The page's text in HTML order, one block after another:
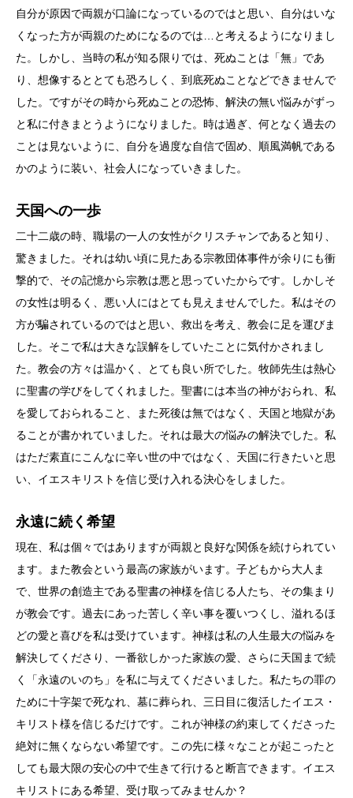
自分が原因で両親が口論になっているのではと思い、自分はいな
くなった方が両親のためになるのでは…と考えるようになりまし
た。しかし、当時の私が知る限りでは、死ぬことは「無」であ
り、想像するととても恐ろしく、到底死ぬことなどできませんで
した。ですがその時から死ぬことの恐怖、解決の無い悩みがずっ
と私に付きまとうようになりました。時は過ぎ、何となく過去の
ことは見ないように、自分を過度な自信で固め、順風満帆である
かのように装い、社会人になっていきました。
天国への一歩
二十二歳の時、職場の一人の女性がクリスチャンであると知り、
驚きました。それは幼い頃に見たある宗教団体事件が余りにも衝
撃的で、その記憶から宗教は悪と思っていたからです。しかしそ
の女性は明るく、悪い人にはとても見えませんでした。私はその
方が騙されているのではと思い、救出を考え、教会に足を運びま
した。そこで私は大きな誤解をしていたことに気付かされまし
た。教会の方々は温かく、とても良い所でした。牧師先生は熱心
に聖書の学びをしてくれました。聖書には本当の神がおられ、私
を愛しておられること、また死後は無ではなく、天国と地獄があ
ることが書かれていました。それは最大の悩みの解決でした。私
はただ素直にこんなに辛い世の中ではなく、天国に行きたいと思
い、イエスキリストを信じ受け入れる決心をしました。
永遠に続く希望
現在、私は個々ではありますが両親と良好な関係を続けられてい
ます。また教会という最高の家族がいます。子どもから大人ま
で、世界の創造主である聖書の神様を信じる人たち、その集まり
が教会です。過去にあった苦しく辛い事を覆いつくし、溢れるほ
どの愛と喜びを私は受けています。神様は私の人生最大の悩みを
解決してくださり、一番欲しかった家族の愛、さらに天国まで続
く「永遠のいのち」を私に与えてくださいました。私たちの罪の
ために十字架で死なれ、墓に葬られ、三日目に復活したイエス・
キリスト様を信じるだけです。これが神様の約束してくださった
絶対に無くならない希望です。この先に様々なことが起こったと
しても最大限の安心の中で生きて行けると断言できます。イエス
キリストにある希望、受け取ってみませんか？